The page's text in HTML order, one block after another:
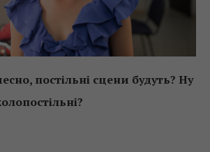
постільні сцени будуть? Ну